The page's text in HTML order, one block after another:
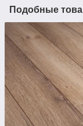
Подобные